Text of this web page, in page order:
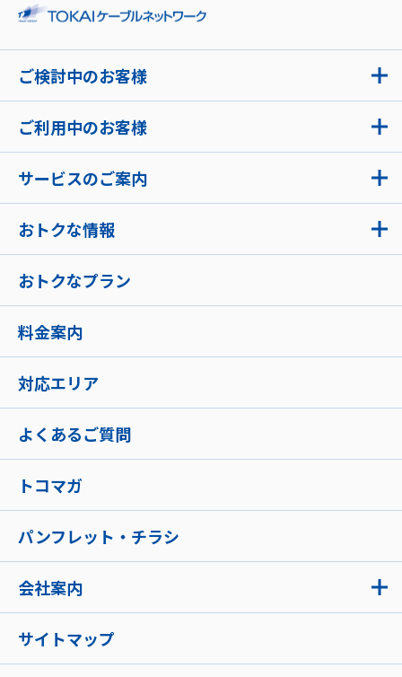
ご検討中のお客様
ご利用中のお客様
サービスのご案内
おトクな情報
おトクなプラン
料金案内
対応エリア
よくあるご質問
トコマガ
パンフレット・チラシ
会社案内
サイトマップ